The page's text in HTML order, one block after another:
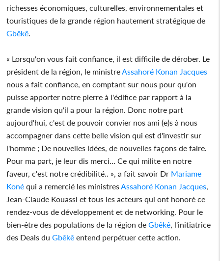
richesses économiques, culturelles, environnementales et
touristiques de la grande région hautement stratégique de
Gbêkê.
« Lorsqu'on vous fait confiance, il est difficile de dérober. Le
président de la région, le ministreAssahoré Konan Jacques
nous a fait confiance, en comptant sur nous pour qu'on
puisse apporter notre pierre à l'édifice par rapport à la
grande vision qu'il a pour la région. Donc notre part
aujourd'hui, c'est de pouvoir convier nos ami (e)s à nous
accompagner dans cette belle vision qui est d'investir sur
l'homme ; De nouvelles idées, de nouvelles façons de faire.
Pour ma part, je leur dis merci… Ce qui milite en notre
faveur, c'est notre crédibilité.. », a fait savoir Dr Mariame
Koné qui a remercié les ministresAssahoré Konan Jacques,
Jean-Claude Kouassi et tous les acteurs qui ont honoré ce
rendez-vous de développement et de networking. Pour le
bien-être des populations de la région de Gbêkê, l'initiatrice
des Deals du Gbêkê entend perpétuer cette action.